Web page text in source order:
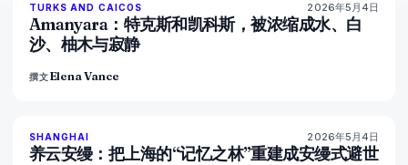
96% 60
TURKS AND CAICOS 2026年5月4日
Amanyara：特克斯和凯科斯，被浓缩成水、白
沙、柚木与寂静
撰文Elena Vance
96% 78
SHANGHAI 2026年5月4日
养云安缦：把上海的“记忆之林”重建成安缦式避世